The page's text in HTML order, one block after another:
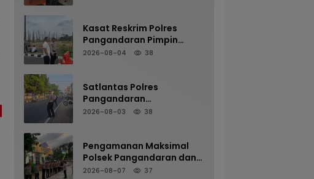
Kasat Reskrim Polres
Pangandaran Pimpin
Pengamanan Mako untuk
2026-08-04 38
Satlantas Polres
Pangandaran
Maksimalkan Pelayanan
2026-08-03 38
Pengamanan Maksimal
Polsek Pangandaran dan
Polres Pangandaran,
2026-08-07 37